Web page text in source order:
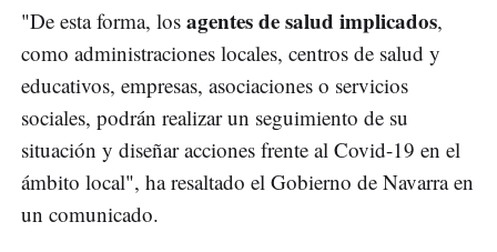
"De esta forma, los agentes de salud implicados,
como administraciones locales, centros de salud y
educativos, empresas, asociaciones o servicios
sociales, podrán realizar un seguimiento de su
situación y diseñar acciones frente al Covid-19 en el
ámbito local", ha resaltado el Gobierno de Navarra en
un comunicado.